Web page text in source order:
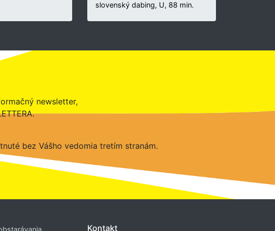
slovenský dabing, U, 88 min.
newsletter,
bez Vášho vedomia tretím stranám.
Kontakt